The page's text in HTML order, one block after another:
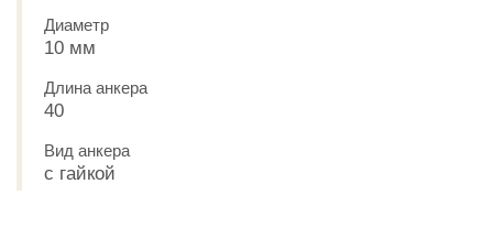
Диаметр
10 мм
Длина анкера
40
Вид анкера
с гайкой